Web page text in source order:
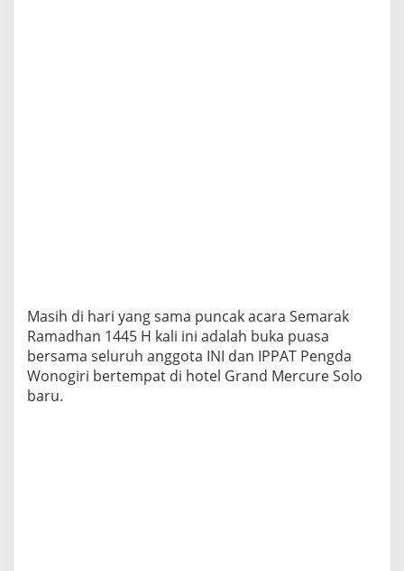
Masih di hari yang sama puncak acara Semarak
Ramadhan 1445 H kali ini adalah buka puasa
bersama seluruh anggota INI dan IPPAT Pengda
Wonogiri bertempat di hotel Grand Mercure Solo
baru.